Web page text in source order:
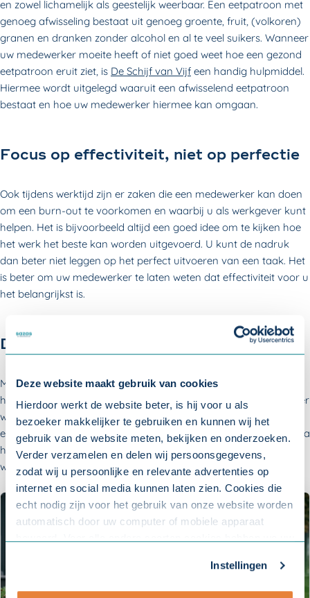
Deze website maakt gebruik van cookies
Hierdoor werkt de website beter, is hij voor u als
bezoeker makkelijker te gebruiken en kunnen wij het
gebruik van de website meten, bekijken en onderzoeken.
Verder verzamelen en delen wij persoonsgegevens,
zodat wij u persoonlijke en relevante advertenties op
internet en social media kunnen laten zien. Cookies die
echt nodig zijn voor het gebruik van onze website worden
automatisch door uw computer of mobiele apparaat
aanpassen. Met uw toestemming delen wij uw gegevens
Instellingen
en zowel lichamelijk als geestelijk weerbaar. Een eetpatroon met
genoeg afwisseling bestaat uit genoeg groente, fruit, (volkoren)
granen en dranken zonder alcohol en al te veel suikers. Wanneer
uw medewerker moeite heeft of niet goed weet hoe een gezond
eetpatroon eruit ziet, is De Schijf van Vijf een handig hulpmiddel.
Hiermee wordt uitgelegd waaruit een afwisselend eetpatroon
bestaat en hoe uw medewerker hiermee kan omgaan.
Focus op effectiviteit, niet op perfectie
Ook tijdens werktijd zijn er zaken die een medewerker kan doen
om een burn-out te voorkomen en waarbij u als werkgever kunt
helpen. Het is bijvoorbeeld altijd een goed idee om te kijken hoe
het werk het beste kan worden uitgevoerd. U kunt de nadruk
dan beter niet leggen op het perfect uitvoeren van een taak. Het
is beter om uw medewerker te laten weten dat effectiviteit voor u
het belangrijkst is.
Doe één ding tegelijk
Meerdere dingen tegelijk doen is een kunst op zich en voor de
hersenen erg vermoeiend. Daarom is het aan te raden om onder
werktijd één ding tegelijk te doen. Zo blijft de focus op één taak,
en kan uw medewerker dit met aandacht doen. Het gevoel zal na
het uitvoeren van de taak positief zijn: de taak kan van het lijstje
worden gestreept.